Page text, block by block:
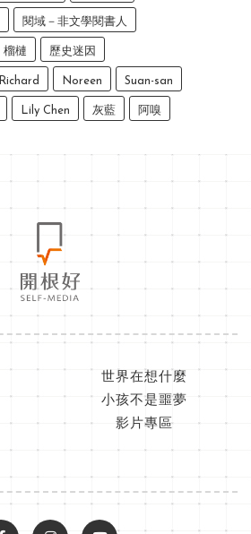
閱域－非文學閱書人
榴槤 歷史迷因
Richard Noreen Suan-san
Lily Chen 灰藍 阿嗅
世界在想什麼
小孩不是噩夢
影片專區